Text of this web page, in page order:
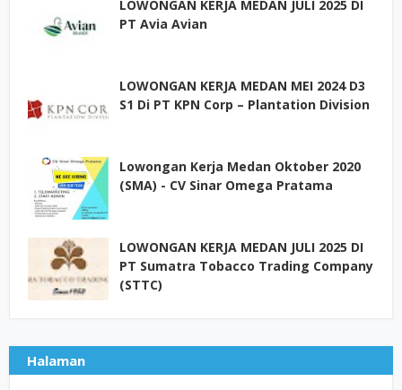
LOWONGAN KERJA MEDAN JULI 2025 DI
PT Avia Avian
LOWONGAN KERJA MEDAN MEI 2024 D3
S1 Di PT KPN Corp – Plantation Division
Lowongan Kerja Medan Oktober 2020
(SMA) - CV Sinar Omega Pratama
LOWONGAN KERJA MEDAN JULI 2025 DI
PT Sumatra Tobacco Trading Company
(STTC)
Halaman